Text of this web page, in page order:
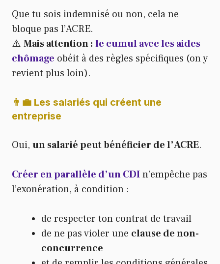
Que tu sois indemnisé ou non, cela ne
bloque pas l’ACRE.
⚠️ Mais attention : le cumul avec les aides
chômage obéit à des règles spécifiques (on y
revient plus loin).
👨‍💼 Les salariés qui créent une
entreprise
Oui, un salarié peut bénéficier de l’ACRE.
Créer en parallèle d’un CDIn’empêche pas
l’exonération, à condition :
de respecter ton contrat de travail
de ne pas violer une clause de non-
concurrence